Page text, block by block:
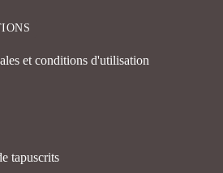
et conditions d'utilisation
tapuscrits